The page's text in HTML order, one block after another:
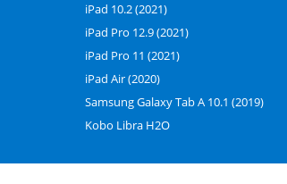
iPad 10.2 (2021)
iPad Pro 12.9 (2021)
iPad Pro 11 (2021)
iPad Air (2020)
Samsung Galaxy Tab A 10.1 (2019)
Kobo Libra H2O